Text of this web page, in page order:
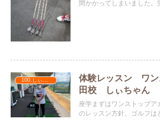
間かかってしまいました。
100.しぃちゃん
体験レッスン ワン
田校 しぃちゃん
座学まずはワンストップア
のレッスン方針、ゴルフは